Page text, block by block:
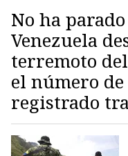
No ha
Venezuela
terremoto
el número
registrado